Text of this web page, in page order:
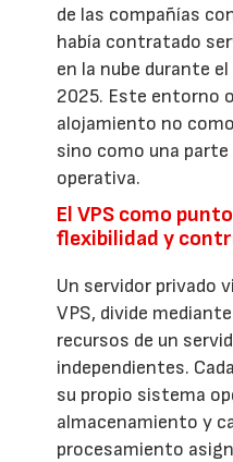
de las compañías
había contratado
en la nube durante
2025. Este entorno
alojamiento no
sino como una
operativa.
El VPS como
flexibilidad y
Un servidor privado
VPS, divide
recursos de un
independientes.
su propio sistema
almacenamiento y
procesamiento